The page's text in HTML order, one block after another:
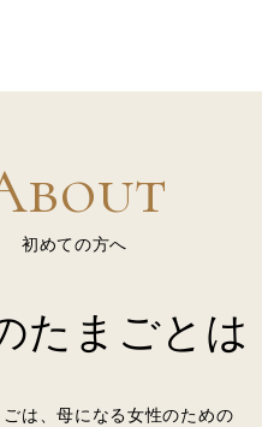
初めての方へ
たまごとは
ごは、母になる女性のための